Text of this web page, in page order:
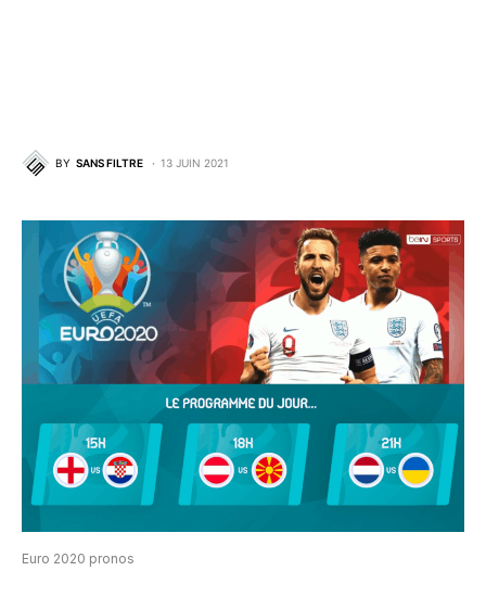
BY SANS FILTRE 13 JUIN 2021
Euro 2020 pronos